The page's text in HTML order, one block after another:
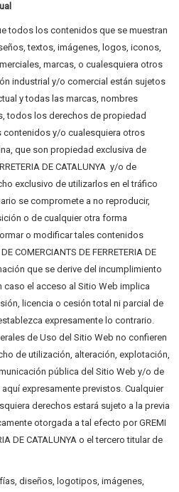
todos los contenidos que se muestran
textos, imágenes, logos, iconos,
marcas, o cualesquiera otros
industrial y/o comercial están sujetos
y todas las marcas, nombres
todos los derechos de propiedad
contenidos y/o cualesquiera otros
que son propiedad exclusiva de
DE CATALUNYA y/o de
exclusivo de utilizarlos en el tráfico
se compromete a no reproducir,
o de cualquier otra forma
o modificar tales contenidos
COMERCIANTS DE FERRETERIA DE
que se derive del incumplimiento
caso el acceso al Sitio Web implica
licencia o cesión total ni parcial de
expresamente lo contrario.
de Uso del Sitio Web no confieren
de utilización, alteración, explotación,
pública del Sitio Web y/o de
expresamente previstos. Cualquier
derechos estará sujeto a la previa
otorgada a tal efecto por GREMI
DE CATALUNYA o el tercero titular de
diseños, logotipos, imágenes,